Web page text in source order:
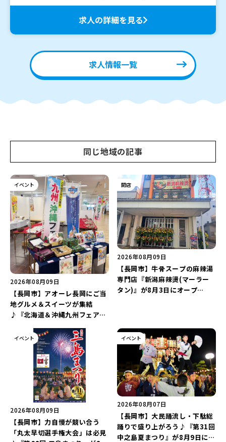
求人の詳細を見る
求人情報一覧
同じ地域の記事
イベント
2026年08月09日
【長岡市】アオーレ長岡にご当
地グルメ＆スイーツが集結
♪『北海道＆沖縄九州フェア
より開催！北海道限定「生食感
チェルシー」をゲットしよう♪
開店
2026年08月09日
【長岡市】牛骨スープの麻辣湯
専門店『新潟麻辣燙(マーラー
タン)』が8月3日にオープ
イベント
2026年08月09日
【長岡市】力自慢が競い合う
「丸太早切選手権大会」は必見
イベント
2026年08月07日
【長岡市】大民踊流し・下駄総
踊りで盛り上がろう♪『第31回
中之島夏まつり』が8月9日に開